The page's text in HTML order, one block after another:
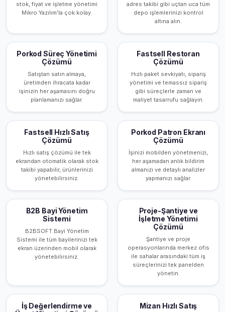
stok, fiyat ve işletme yönetimi
Mikro Yazılım'la çok kolay.
adres takibi gibi uçtan uca tüm
depo işlemlerinizi kontrol
altına alın.
Porkod Süreç Yönetimi
Çözümü
Satıştan satın almaya,
üretimden ihracata kadar
işinizin her aşamasını doğru
planlamanızı sağlar.
Fastsell Restoran
Çözümü
Hızlı paket sevkiyatı, sipariş
yönetimi ve temassız sipariş
gibi süreçlerle zaman ve
maliyet tasarrufu sağlayın.
Fastsell Hızlı Satış
Çözümü
Hızlı satış çözümü ile tek
ekrandan otomatik olarak stok
takibi yapabilir, ürünlerinizi
yönetebilirsiniz.
Porkod Patron Ekranı
Çözümü
İşinizi mobilden yönetmenizi,
her aşamadan anlık bildirim
almanızı ve detaylı analizler
yapmanızı sağlar.
B2B Bayi Yönetim
Sistemi
B2BSOFT Bayi Yönetim
Sistemi ile tüm bayilerinizi tek
ekran üzerinden mobil olarak
yönetebilirsiniz.
Proje-Şantiye ve
İşletme Yönetimi
Çözümü
Şantiye ve proje
operasyonlarında merkez ofis
ile sahalar arasındaki tüm iş
süreçlerinizi tek panelden
yönetin.
İş Değerlendirme ve
Mizan Hızlı Satış